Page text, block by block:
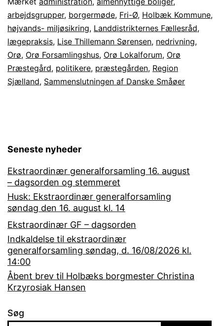
arbejdsgrupper, borgermøde, Fri-Ø, Holbæk Kommune,
højvands- miljøsikring, Landdistrikternes Fællesråd,
lægepraksis, Lise Thillemann Sørensen, nedrivning,
Orø, Orø Forsamlingshus, Orø Lokalforum, Orø
Præstegård, politikere, præstegården, Region
Sjælland, Sammenslutningen af Danske Småøer
Seneste nyheder
Ekstraordinær generalforsamling 16. august
– dagsorden og stemmeret
Husk: Ekstraordinær generalforsamling
søndag den 16. august kl. 14
Ekstraordinær GF – dagsorden
Indkaldelse til ekstraordinær
generalforsamling søndag, d. 16/08/2026 kl.
14:00
Åbent brev til Holbæks borgmester Christina
Krzyrosiak Hansen
Søg